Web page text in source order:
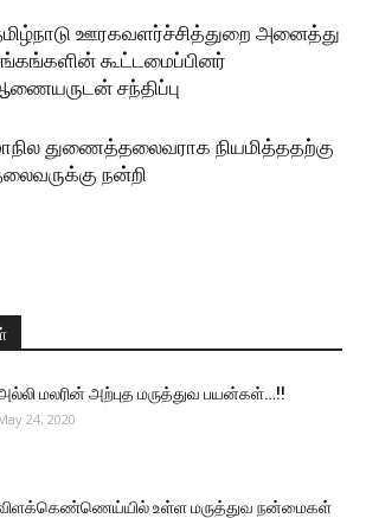
ஊரகவளர்ச்சித்துறை அனைத்து
கூட்டமைப்பினர்
சந்திப்பு
துணைத்தலைவராக நியமித்ததற்கு
நன்றி
மலரின் அற்புத மருத்துவ பயன்கள்…!!
24, 2020
உள்ள மருத்துவ நன்மைகள்